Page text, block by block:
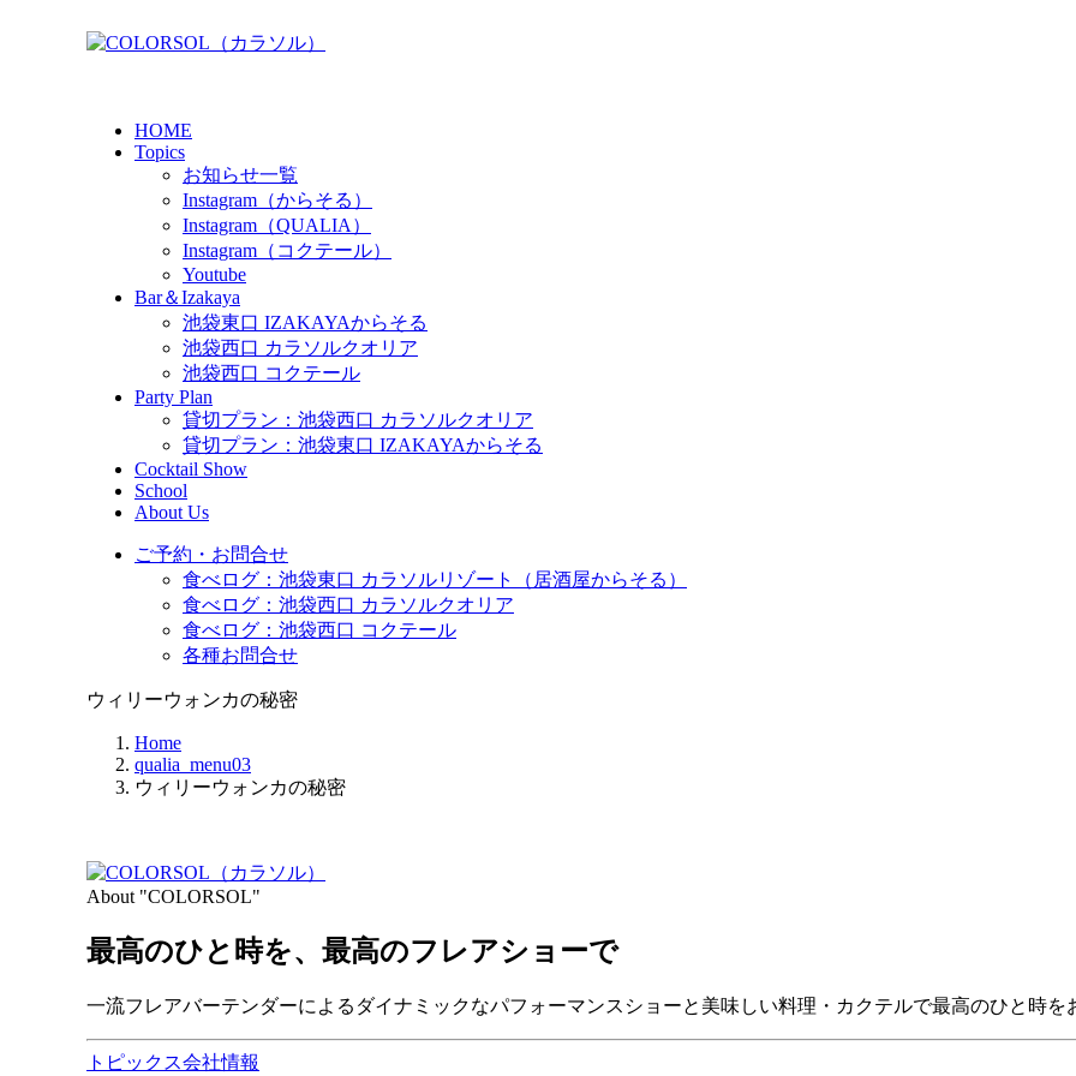
HOME
Topics
お知らせ一覧
Instagram（からそる）
Instagram（QUALIA）
Instagram（コクテール）
Youtube
Bar＆Izakaya
池袋東口 IZAKAYAからそる
池袋西口 カラソルクオリア
池袋西口 コクテール
Party Plan
貸切プラン：池袋西口 カラソルクオリア
貸切プラン：池袋東口 IZAKAYAからそる
Cocktail Show
School
About Us
ご予約・お問合せ
食べログ：池袋東口 カラソルリゾート（居酒屋からそる）
食べログ：池袋西口 カラソルクオリア
食べログ：池袋西口 コクテール
各種お問合せ
ウィリーウォンカの秘密
Home
qualia_menu03
ウィリーウォンカの秘密
About "COLORSOL"
最高のひと時を、 最高のフレアショーで
一流フレアバーテンダーによるダイナミックなパフォーマンスショーと美味しい料理・カクテルで最高のひと時を
トピックス会社情報